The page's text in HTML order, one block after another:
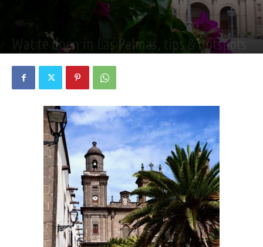
Spanje
Wat te doen in Las Palmas, tips & hotspots